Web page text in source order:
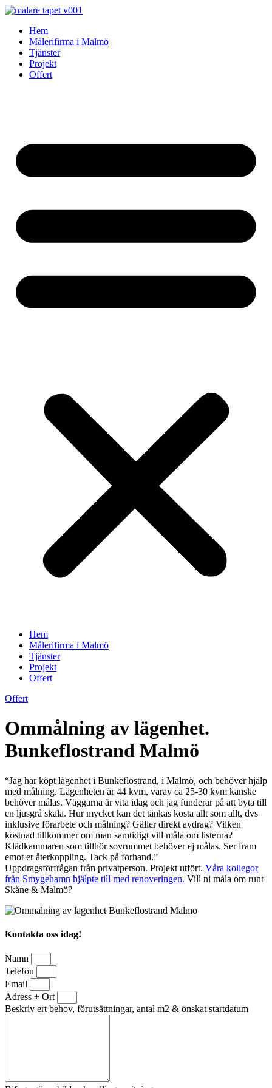
Skip
contentHem
Målerifirma i Malmö
Tjänster
Projekt
Offert
Hem
Målerifirma i Malmö
Tjänster
Projekt
Offert
Offert
Ommålning av lägenhet.
Bunkeflostrand Malmö
“Jag har köpt lägenhet i Bunkeflostrand, i Malmö, och behöver hjälp
med målning. Lägenheten är 44 kvm, varav ca 25-30 kvm kanske
behöver målas. Väggarna är vita idag och jag funderar på att byta till
en ljusgrå skala. Hur mycket kan det tänkas kosta allt som allt, dvs
inklusive förarbete och målning? Gäller direkt avdrag? Vilken
kostnad tillkommer om man samtidigt vill måla om listerna?
Klädkammaren som tillhör sovrummet behöver ej målas. Ser fram
emot er återkoppling. Tack på förhand.”
Uppdragsförfrågan från privatperson. Projekt utfört. Våra kollegor
från Smygehamn hjälpte till med renoveringen. Vill ni måla om runt
Skåne & Malmö?
Kontakta oss idag!
Namn
Telefon
Email
Adress + Ort
Beskriv ert behov, förutsättningar, antal m2 & önskat startdatum